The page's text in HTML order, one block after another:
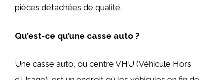
pièces détachées de qualité.
Qu’est-ce qu’une casse auto ?
Une casse auto, ou centre VHU (Véhicule Hors